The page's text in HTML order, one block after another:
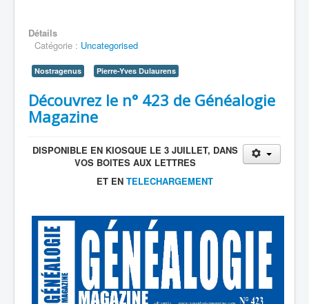
Détails
Catégorie : Uncategorised
Nostragenus Pierre-Yves Dulaurens
Découvrez le n° 423 de Généalogie
Magazine
DISPONIBLE EN KIOSQUE LE 3 JUILLET, DANS
VOS BOITES AUX LETTRES
ET EN TELECHARGEMENT